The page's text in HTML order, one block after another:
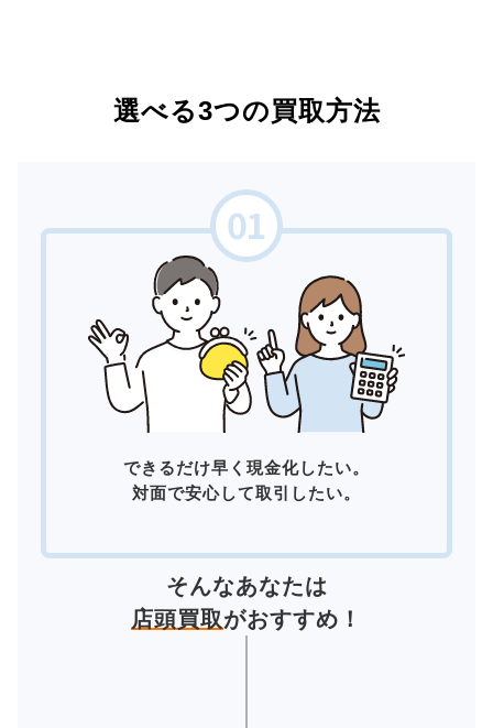
選べる3つの買取方法
できるだけ早く現金化したい。
対面で安心して取引したい。
そんなあなたは
店頭買取がおすすめ！